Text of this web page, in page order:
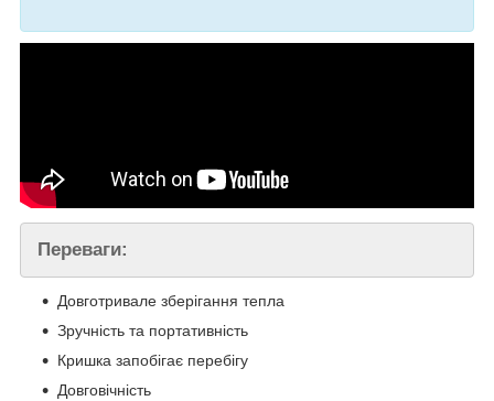
Переваги:
Довготривале зберігання тепла
Зручність та портативність
Кришка запобігає перебігу
Довговічність